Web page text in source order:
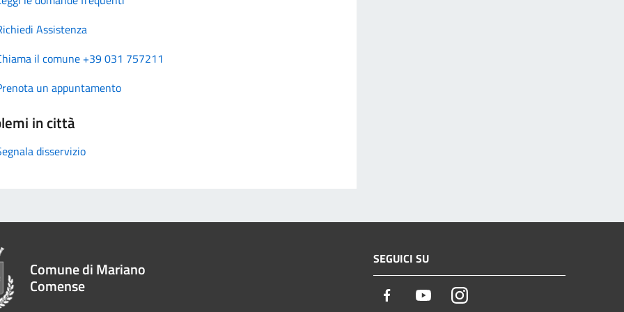
Assistenza
il comune +39 031 757211
un appuntamento
in città
disservizio
Comune di Mariano
Comense
SEGUICI SU
Facebook YoutubeInstagram